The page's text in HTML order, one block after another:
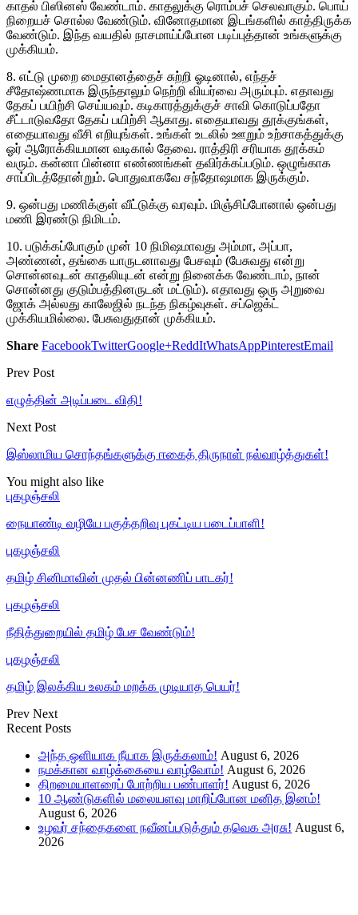
காதல் பிஸினஸ் வேண்டாம். காதலுக்கு ரொம்பச் செலவாகும். பொய்
நிறையச் சொல்ல வேண்டும். வினோதமான இடங்களில் காத்திருக்க
வேண்டும். இந்த வயதில் நாசமாய்ப்போன படிப்புத்தான் உங்களுக்கு
முக்கியம்.
8. எட்டு முறை மைதானத்தைச் சுற்றி ஓடினால், எந்தச்
சீதோஷ்ணமாக இருந்தாலும் நெற்றி வியர்வை அரும்பும். எதாவது
தேகப் பயிற்சி செய்யவும். கடிகாரத்துக்குச் சாவி கொடுப்பதோ
சீட்டாடுவதோ தேகப் பயிற்சி ஆகாது. எதையாவது தூக்குங்கள்,
எதையாவது வீசி எறியுங்கள். உங்கள் உடலில் ஊறும் உற்சாகத்துக்கு
ஓர் ஆரோக்கியமான வடிகால் தேவை. ராத்திரி சரியாக தூக்கம்
வரும். கன்னா பின்னா எண்ணங்கள் தவிர்க்கப்படும். ஒழுங்காக
சாப்பிடத்தோன்றும். பொதுவாகவே சந்தோஷமாக இருக்கும்.
9. ஒன்பது மணிக்குள் வீட்டுக்கு வரவும். மிஞ்சிப்போனால் ஒன்பது
மணி இரண்டு நிமிடம்.
10. படுக்கப்போகும் முன் 10 நிமிஷமாவது அம்மா, அப்பா,
அண்ணன், தங்கை யாருடனாவது பேசவும் (பேசுவது என்று
சொன்னவுடன் காதலியுடன் என்று நினைக்க வேண்டாம், நான்
சொன்னது குடும்பத்தினருடன் மட்டும்). எதாவது ஒரு அறுவை
ஜோக் அல்லது காலேஜில் நடந்த நிகழ்வுகள். சப்ஜெக்ட்
முக்கியமில்லை. பேசுவதுதான் முக்கியம்.
Share FacebookTwitterGoogle+ReddItWhatsAppPinterestEmail
Prev Post
எழுத்தின் அடிப்படை விதி!
Next Post
இஸ்லாமிய சொந்தங்களுக்கு ஈகைத் திருநாள் நல்வாழ்த்துகள்!
You might also like
புகழஞ்சலி
நையாண்டி வழியே பகுத்தறிவு புகட்டிய படைப்பாளி!
புகழஞ்சலி
தமிழ் சினிமாவின் முதல் பின்னணிப் பாடகர்!
புகழஞ்சலி
நீதித்துறையில் தமிழ் பேச வேண்டும்!
புகழஞ்சலி
தமிழ் இலக்கிய உலகம் மறக்க முடியாத பெயர்!
Prev Next
Recent Posts
அந்த ஒளியாக நீயாக இருக்கலாம்! August 6, 2026
நமக்கான வாழ்க்கையை வாழ்வோம்! August 6, 2026
திறமையாளரைப் போற்றிய பண்பாளர்! August 6, 2026
10 ஆண்டுகளில் மலையளவு மாறிப்போன மனித இனம்!
August 6, 2026
உழவர் சந்தைகளை நவீனப்படுத்தும் தவெக அரசு! August 6,
2026